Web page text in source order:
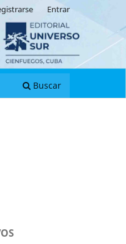
Buscar
Entrar